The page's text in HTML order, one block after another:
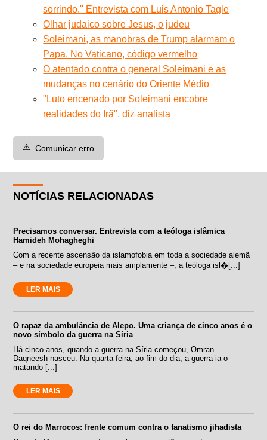
sorrindo.'' Entrevista com Luis Antonio Tagle
Olhar judaico sobre Jesus, o judeu
Soleimani, as manobras de Trump alarmam o
Papa. No Vaticano, código vermelho
O atentado contra o general Soleimani e as
mudanças no cenário do Oriente Médio
"Luto encenado por Soleimani encobre
realidades do Irã", diz analista
⚠️ Comunicar erro
NOTÍCIAS RELACIONADAS
Precisamos conversar. Entrevista com a teóloga islâmica
Hamideh Mohagheghi
Com a recente ascensão da islamofobia em toda a sociedade alemã
– e na sociedade europeia mais amplamente –, a teóloga isl�[...]
LER MAIS
O rapaz da ambulância de Alepo. Uma criança de cinco anos é o
novo símbolo da guerra na Síria
Há cinco anos, quando a guerra na Síria começou, Omran
Daqneesh nasceu. Na quarta-feira, ao fim do dia, a guerra ia-o
matando [...]
LER MAIS
O rei do Marrocos: frente comum contra o fanatismo jihadista